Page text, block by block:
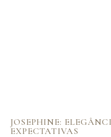
JOSEPHINE:
EXPECTATIVAS